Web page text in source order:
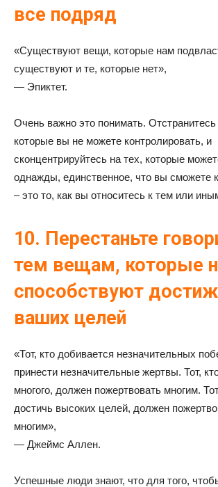
все подряд
«Существуют вещи, которые нам
существуют и те, которые нет»,
— Эпиктет.
Очень важно это понимать.
которые вы не можете контролировать, и
сконцентрируйтесь на тех, которые
однажды, единственное, что вы сможете
– это то, как вы относитесь к тем или
10. Перестаньте
тем вещам, которые
способствуют
ваших целей
«Тот, кто добивается незначительных
принести незначительные жертвы. Тот,
многого, должен пожертвовать многим.
достичь высоких целей, должен
многим»,
— Джеймс Аллен.
Успешные люди знают, что для того,